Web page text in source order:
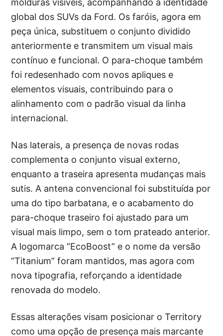
molduras visíveis, acompanhando a identidade
global dos SUVs da Ford. Os faróis, agora em
peça única, substituem o conjunto dividido
anteriormente e transmitem um visual mais
contínuo e funcional. O para-choque também
foi redesenhado com novos apliques e
elementos visuais, contribuindo para o
alinhamento com o padrão visual da linha
internacional.
Nas laterais, a presença de novas rodas
complementa o conjunto visual externo,
enquanto a traseira apresenta mudanças mais
sutis. A antena convencional foi substituída por
uma do tipo barbatana, e o acabamento do
para-choque traseiro foi ajustado para um
visual mais limpo, sem o tom prateado anterior.
A logomarca “EcoBoost” e o nome da versão
“Titanium” foram mantidos, mas agora com
nova tipografia, reforçando a identidade
renovada do modelo.
Essas alterações visam posicionar o Territory
como uma opção de presença mais marcante